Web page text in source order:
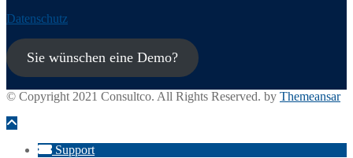
Datenschutz
Sie wünschen eine Demo?
© Copyright 2021 Consultco. All Rights Reserved. by Themeansar
Support